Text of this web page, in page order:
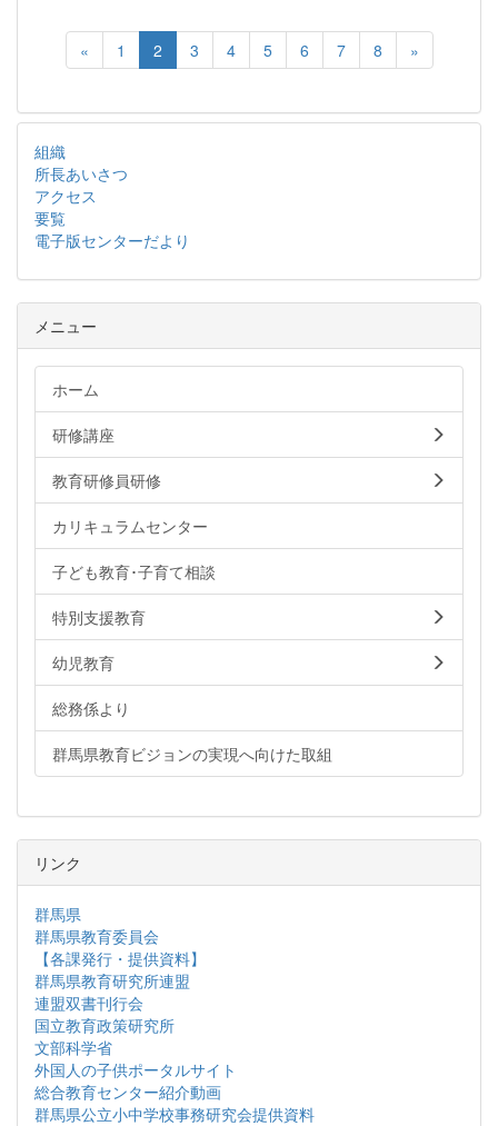
« 1 2 3 4 5 6 7 8 »
組織
所長あいさつ
アクセス
要覧
電子版センターだより
メニュー
ホーム
研修講座
教育研修員研修
カリキュラムセンター
子ども教育･子育て相談
特別支援教育
幼児教育
総務係より
群馬県教育ビジョンの実現へ向けた取組
リンク
群馬県
群馬県教育委員会
【各課発行・提供資料】
群馬県教育研究所連盟
連盟双書刊行会
国立教育政策研究所
文部科学省
外国人の子供ポータルサイト
総合教育センター紹介動画
群馬県公立小中学校事務研究会提供資料